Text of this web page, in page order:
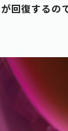
回復するの